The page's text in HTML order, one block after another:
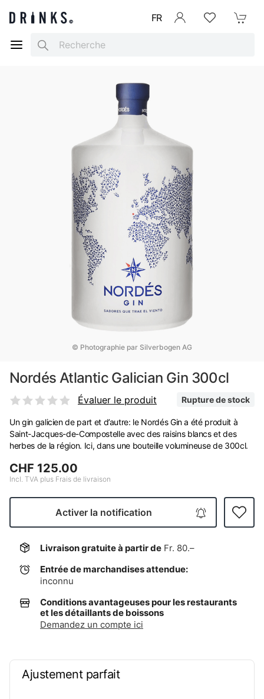
FR
Search
© Photographie par Silverbogen AG
Nordés Atlantic Galician Gin 300cl
Évaluer le produit Rupture de stock
Un gin galicien de part et d’autre: le Nordés Gin a été produit à
Saint-Jacques-de-Compostelle avec des raisins blancs et des
herbes de la région. Ici, dans une bouteille volumineuse de 300cl.
CHF 125.00
Incl. TVA plus Frais de livraison
Activer la notification
Livraison gratuite à partir de Fr. 80.–
Entrée de marchandises attendue:
inconnu
Conditions avantageuses pour les restaurants
et les détaillants de boissons
Demandez un compte ici
Ajustement parfait